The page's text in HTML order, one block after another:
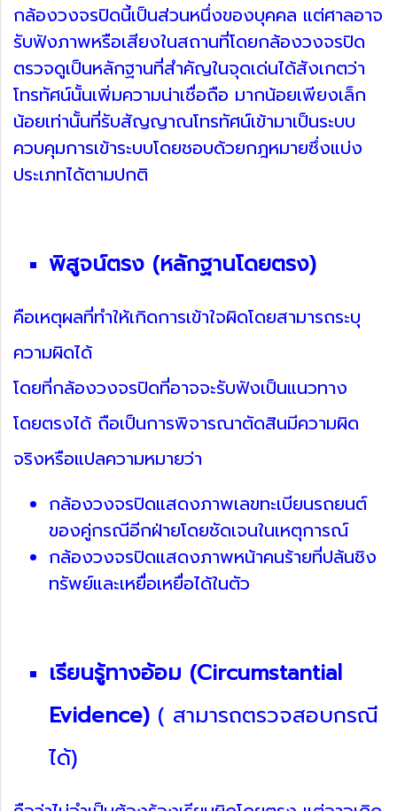
กล้องวงจรปิดนี้เป็นส่วนหนึ่งของบุคคล แต่ศาลอาจ
รับฟังภาพหรือเสียงในสถานที่โดยกล้องวงจรปิด
ตรวจดูเป็นหลักฐานที่สำคัญในจุดเด่นได้สังเกตว่า
โทรทัศน์นั้นเพิ่มความน่าเชื่อถือ มากน้อยเพียงเล็ก
น้อยเท่านั้นที่รับสัญญาณโทรทัศน์เข้ามาเป็นระบบ
ควบคุมการเข้าระบบโดยชอบด้วยกฎหมายซึ่งแบ่ง
ประเภทได้ตามปกติ
พิสูจน์ตรง (หลักฐานโดยตรง)
คือเหตุผลที่ทำให้เกิดการเข้าใจผิดโดยสามารถระบุ
ความผิดได้
โดยที่กล้องวงจรปิดที่อาจจะรับฟังเป็นแนวทาง
โดยตรงได้ ถือเป็นการพิจารณาตัดสินมีความผิด
จริงหรือแปลความหมายว่า
กล้องวงจรปิดแสดงภาพเลขทะเบียนรถยนต์
ของคู่กรณีอีกฝ่ายโดยชัดเจนในเหตุการณ์
กล้องวงจรปิดแสดงภาพหน้าคนร้ายที่ปล้นชิง
ทรัพย์และเหยื่อเหยื่อได้ในตัว
เรียนรู้ทางอ้อม (Circumstantial
Evidence) ( สามารถตรวจสอบกรณี
ได้)